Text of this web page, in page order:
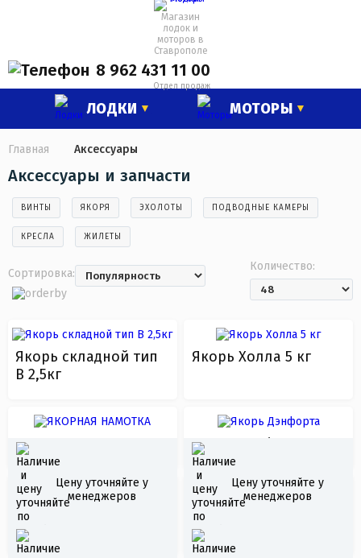
Магазин
лодок и
моторов в
Ставрополе
8 962 431 11 00
Отдел продаж
ЛОДКИ МОТОРЫ
Главная Аксессуары
Аксессуары и запчасти
ВИНТЫ ЯКОРЯ ЭХОЛОТЫ ПОДВОДНЫЕ КАМЕРЫ
КРЕСЛА ЖИЛЕТЫ
Сортировка: Количество:
Цену уточняйте у
менеджеров
Якорь складной тип
В 2,5кг
Цену уточняйте у
менеджеров
Якорь Холла 5 кг
ЯКОРНАЯ НАМОТКА Якорь Дэнфорта
Якорь грибовидный
3.6
Якорь грибовидный
4.5